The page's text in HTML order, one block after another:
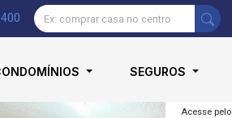
SEGUROS
Acesse pelo